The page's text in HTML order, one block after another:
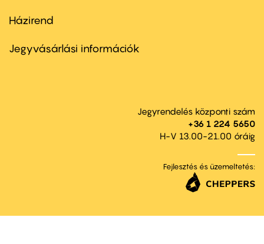
Footer
second
Házirend
Jegyvásárlási információk
Jegyrendelés központi szám
+36 1 224 5650
H-V 13.00-21.00 óráig
Fejlesztés és üzemeltetés: